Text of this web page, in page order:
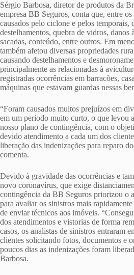
Sérgio Barbosa, diretor de produtos da
empresa BB Seguros, conta que, entre os
causados pelo ciclone e pelos temporais,
destelhamentos, quebra de vidros, danos
sacadas, conteúdo, entre outros. Em
também afetou diversas propriedades
causando destelhamentos e
principalmente as relacionadas à
registradas ocorrências em barracões,
máquinas que estavam guardas nessas
“Foram causados muitos prejuízos em
em um período muito curto, o que levou
nosso plano de contingência, com o
devido atendimento a cada um dos
liberação das indenizações para reparo
comenta.
Devido à gravidade das ocorrências e
novo coronavírus, que exige
contingência da BB Seguros priorizou o
para avaliar os sinistros mais rapidamente
de enviar técnicos aos imóveis.
dos atendimentos e vistorias de forma
casos, os analistas de sinistros entraram
clientes solicitando fotos, documentos e
poucos dias as indenizações foram
Barbosa.